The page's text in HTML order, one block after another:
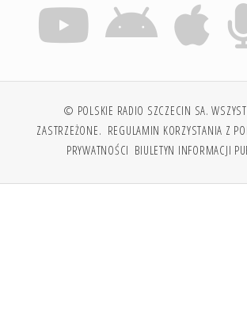
© POLSKIE RADIO SZCZECIN SA.
ZASTRZEŻONE. REGULAMIN KORZYSTANIA Z
PRYWATNOŚCI BIULETYN INFORMACJI